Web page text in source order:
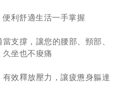
利舒適生活一手掌握
支撐，讓您的腰部、頸部、
坐也不痠痛
效釋放壓力，讓疲憊身軀達